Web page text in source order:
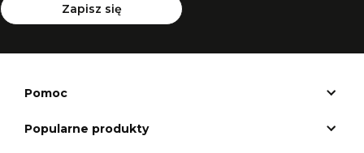
Zapisz się
Pomoc
Popularne produkty